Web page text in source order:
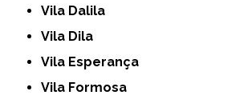
Vila Dalila
Vila Dila
Vila Esperança
Vila Formosa